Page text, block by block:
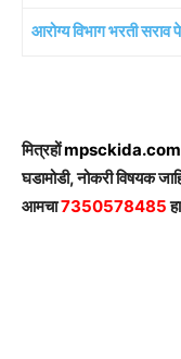
आरोग्य विभाग भरती सराव
मित्रहों
घडामोडी, नोकरी विषयक
आमचा7350578485